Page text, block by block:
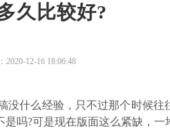
久比较好?
2020-12-16 18:06:48
什么经验，只不过那个时候
吗?可是现在版面这么紧缺，一